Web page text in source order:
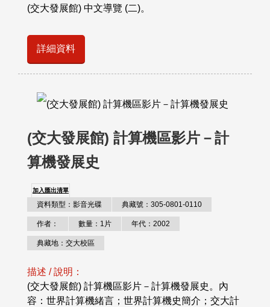
(交大發展館) 中文導覽 (二)。
詳細資料
(交大發展館) 計算機區影片－計
算機發展史
加入匯出清單
資料類型：影音光碟 典藏號：305-0801-0110
作者： 數量：1片 年代：2002
典藏地：交大校區
描述 / 說明：
(交大發展館) 計算機區影片－計算機發展史。內
容：世界計算機緒言；世界計算機史簡介；交大計